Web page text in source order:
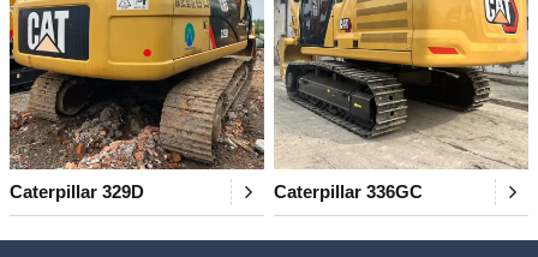
Caterpillar 329D Caterpillar 336GC